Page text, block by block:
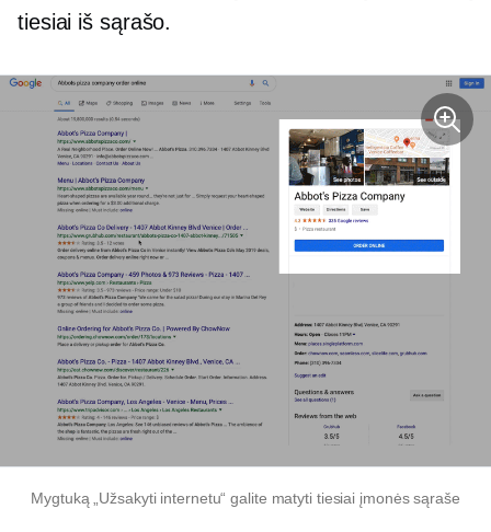
tiesiai iš sąrašo.
Mygtuką „Užsakyti internetu“ galite matyti tiesiai įmonės sąraše